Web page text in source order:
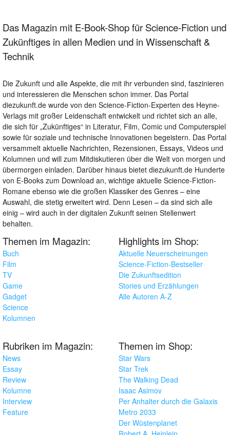
Das Magazin mit E-Book-Shop für Science-Fiction und
Zukünftiges in allen Medien und in Wissenschaft &
Technik
Die Zukunft und alle Aspekte, die mit ihr verbunden sind, faszinieren
und interessieren die Menschen schon immer. Das Portal
diezukunft.de wurde von den Science-Fiction-Experten des Heyne-
Verlags mit großer Leidenschaft entwickelt und richtet sich an alle,
die sich für „Zukünftiges“ in Literatur, Film, Comic und Computerspiel
sowie für soziale und technische Innovationen begeistern. Das Portal
versammelt aktuelle Nachrichten, Rezensionen, Essays, Videos und
Kolumnen und will zum Mitdiskutieren über die Welt von morgen und
übermorgen einladen. Darüber hinaus bietet diezukunft.de Hunderte
von E-Books zum Download an, wichtige aktuelle Science-Fiction-
Romane ebenso wie die großen Klassiker des Genres – eine
Auswahl, die stetig erweitert wird. Denn Lesen – da sind sich alle
einig – wird auch in der digitalen Zukunft seinen Stellenwert
behalten.
Themen im Magazin:
Buch
Film
TV
Game
Gadget
Science
Kolumnen
Highlights im Shop:
Aktuelle Neuerscheinungen
Science-Fiction-Bestseller
Die Zukunftsedition
Stories und Erzählungen
Alle Autoren A-Z
Rubriken im Magazin:
News
Essay
Review
Kolumne
Interview
Feature
Themen im Shop:
Star Wars
Star Trek
The Walking Dead
Isaac Asimov
Per Anhalter durch die Galaxis
Metro 2033
Der Wüstenplanet